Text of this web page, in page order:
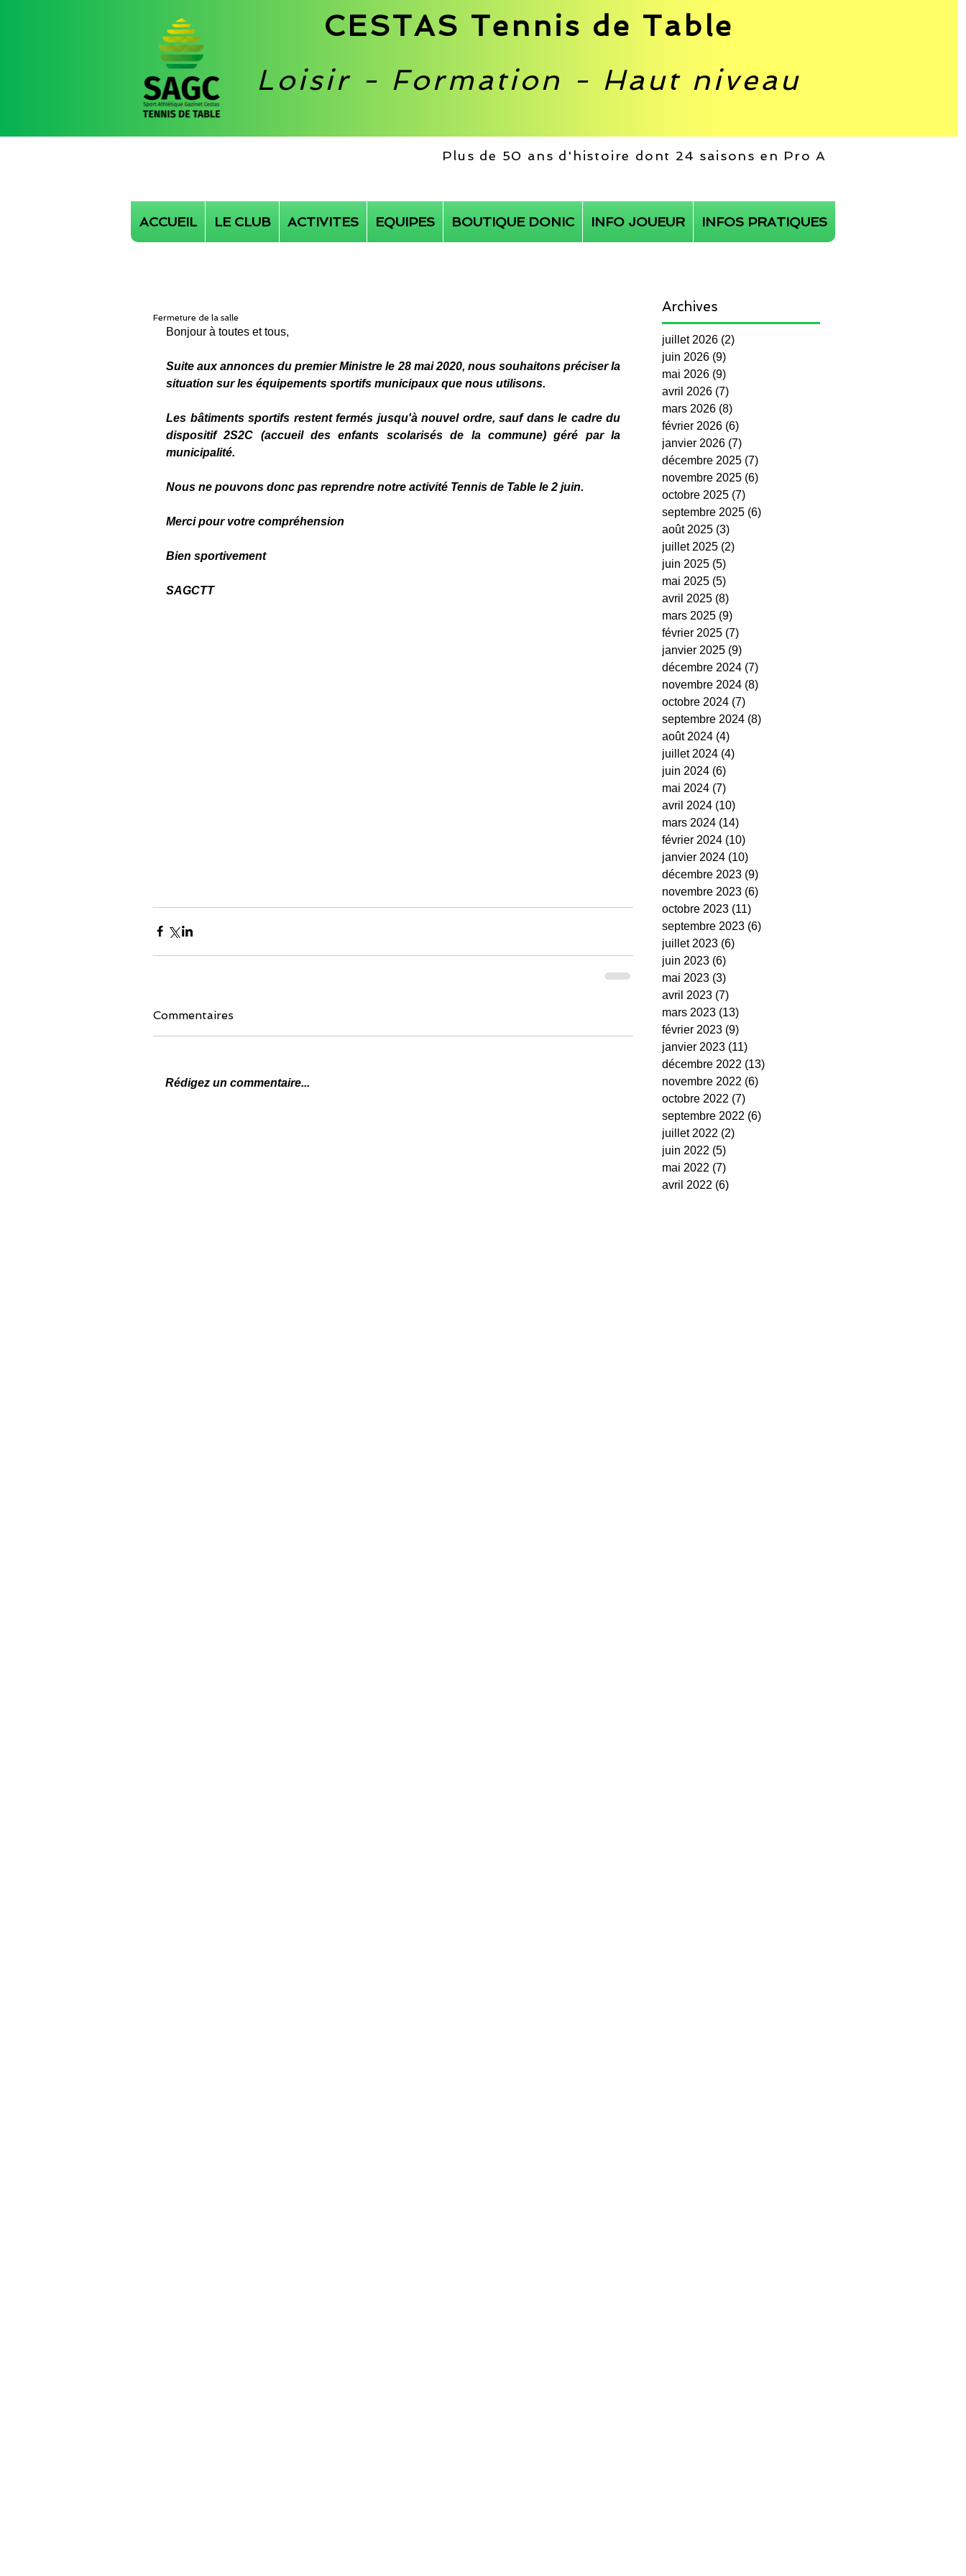
CESTAS Tennis de Table
Loisir - Formation - Haut niveau
Plus de 50 ans d'histoire dont 24 saisons en Pro A
ACCUEIL LE CLUB ACTIVITES EQUIPES BOUTIQUE DONIC INFO JOUEUR INFOS PRATIQUES
Fermeture de la salle
Bonjour à toutes et tous,
Suite aux annonces du premier Ministre le 28 mai 2020, nous souhaitons préciser la
situation sur les équipements sportifs municipaux que nous utilisons.
Les bâtiments sportifs restent fermés jusqu'à nouvel ordre, sauf dans le cadre du
dispositif 2S2C (accueil des enfants scolarisés de la commune) géré par la
municipalité.
Nous ne pouvons donc pas reprendre notre activité Tennis de Table le 2 juin.
Merci pour votre compréhension
Bien sportivement
SAGCTT
Commentaires
Rédigez un commentaire...
Archives
cestas fit ping tonic
video
juillet 2026 (2)
juin 2026 (9)
mai 2026 (9)
avril 2026 (7)
mars 2026 (8)
février 2026 (6)
janvier 2026 (7)
décembre 2025 (7)
novembre 2025 (6)
octobre 2025 (7)
septembre 2025 (6)
août 2025 (3)
juillet 2025 (2)
juin 2025 (5)
mai 2025 (5)
avril 2025 (8)
mars 2025 (9)
février 2025 (7)
janvier 2025 (9)
décembre 2024 (7)
novembre 2024 (8)
octobre 2024 (7)
septembre 2024 (8)
août 2024 (4)
juillet 2024 (4)
juin 2024 (6)
mai 2024 (7)
avril 2024 (10)
mars 2024 (14)
février 2024 (10)
janvier 2024 (10)
décembre 2023 (9)
novembre 2023 (6)
octobre 2023 (11)
septembre 2023 (6)
juillet 2023 (6)
juin 2023 (6)
mai 2023 (3)
avril 2023 (7)
mars 2023 (13)
février 2023 (9)
janvier 2023 (11)
décembre 2022 (13)
novembre 2022 (6)
octobre 2022 (7)
septembre 2022 (6)
juillet 2022 (2)
juin 2022 (5)
mai 2022 (7)
avril 2022 (6)